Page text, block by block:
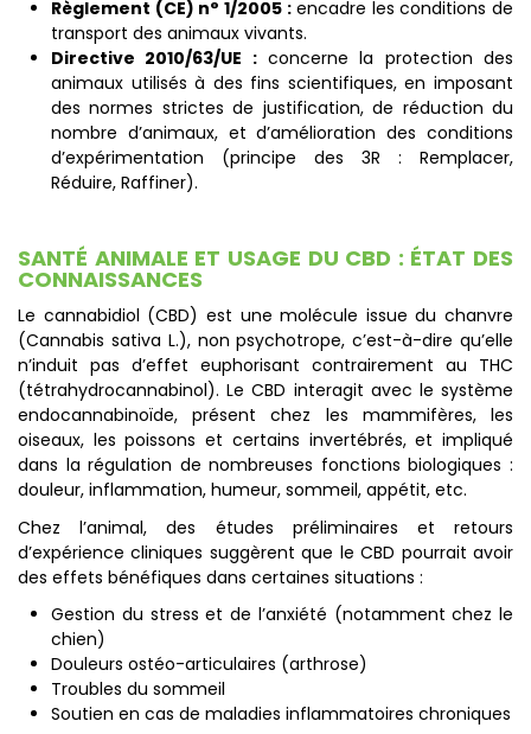
Règlement (CE) n° 1/2005 :encadre les conditions de
transport des animaux vivants.
Directive 2010/63/UE :concerne la protection des
animaux utilisés à des fins scientifiques, en imposant
des normes strictes de justification, de réduction du
nombre d’animaux, et d’amélioration des conditions
d’expérimentation (principe des 3R : Remplacer,
Réduire, Raffiner).
SANTÉ ANIMALE ET USAGE DU CBD : ÉTAT DES
CONNAISSANCES
Le cannabidiol (CBD) est une molécule issue du chanvre
(Cannabis sativa L.), non psychotrope, c’est-à-dire qu’elle
n’induit pas d’effet euphorisant contrairement au THC
(tétrahydrocannabinol). Le CBD interagit avec le système
endocannabinoïde, présent chez les mammifères, les
oiseaux, les poissons et certains invertébrés, et impliqué
dans la régulation de nombreuses fonctions biologiques :
douleur, inflammation, humeur, sommeil, appétit, etc.
Chez l’animal, des études préliminaires et retours
d’expérience cliniques suggèrent que le CBD pourrait avoir
des effets bénéfiques dans certaines situations :
Gestion du stress et de l’anxiété (notamment chez le
chien)
Douleurs ostéo-articulaires (arthrose)
Troubles du sommeil
Soutien en cas de maladies inflammatoires chroniques